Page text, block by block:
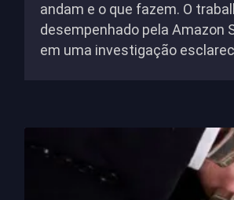
andam e o que fazem. O
desempenhado pela Amazon
em uma investigação